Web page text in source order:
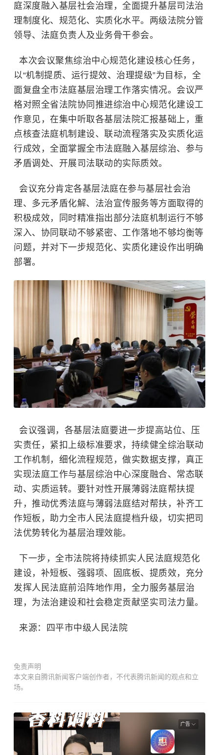
庭深度融入基层社会治理，全面提升基层司法治
理制度化、规范化、实质化水平。两级法院分管
领导、法庭负责人及业务骨干参会。
本次会议聚焦综治中心规范化建设核心任务，
以“机制提质、运行提效、治理提级”为目标，全
面复盘全市法庭基层治理工作落实情况。会议严
格对照全省法院协同推进综治中心规范化建设工
作意见，在集中听取各基层法院汇报基础上，重
点核查法庭机制建设、联动流程落实及实质化运
行成效，全面掌握全市法庭融入基层综治、参与
矛盾调处、开展司法联动的实际质效。
会议充分肯定各基层法庭在参与基层社会治
理、多元矛盾化解、法治宣传服务等方面取得的
积极成效，同时精准指出部分法庭机制运行不够
深入、协同联动不够紧密、工作落地不够均衡等
问题，并对下一步规范化、实质化建设作出明确
部署。
会议强调，各基层法庭要进一步提高站位、压
实责任，紧扣上级标准要求，持续健全综治联动
工作机制，细化流程规范，做实数据支撑，真正
实现法庭工作与基层综治中心深度融合、常态联
动、实质运转。要针对性开展薄弱法庭帮扶提
升，推动优秀法庭与薄弱法庭结对帮扶，补齐工
作短板，助力全市人民法庭提档升级，切实把司
法优势转化为基层治理效能。
下一步，全市法院将持续抓实人民法庭规范化
建设，补短板、强弱项、固底板、提质效，充分
发挥人民法庭前沿阵地作用，全力服务基层治
理，为法治建设和社会稳定贡献坚实司法力量。
来源：四平市中级人民法院
免责声明
本文来自腾讯新闻客户端创作者，不代表腾讯新闻的观点和立
场。
广告